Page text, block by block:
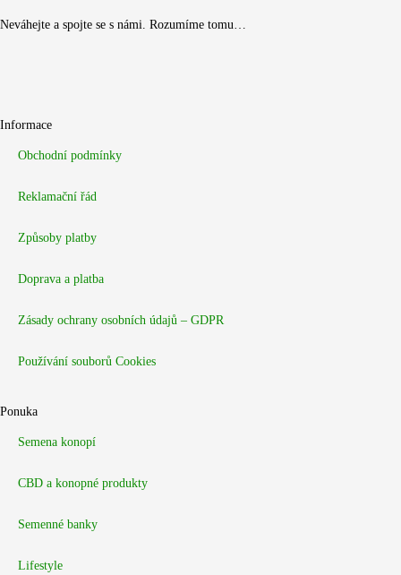
Neváhejte a spojte se s námi. Rozumíme tomu…
Informace
Obchodní podmínky
Reklamační řád
Způsoby platby
Doprava a platba
Zásady ochrany osobních údajů – GDPR
Používání souborů Cookies
Ponuka
Semena konopí
CBD a konopné produkty
Semenné banky
Lifestyle